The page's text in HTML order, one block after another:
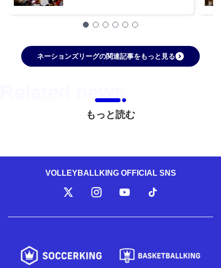
ネーションズリーグの関連記事をもっと見る
もっと読む
VOLLEYBALLKING OFFICIAL SNS